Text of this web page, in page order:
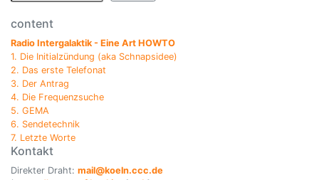
content
Radio Intergalaktik - Eine Art HOWTO
1. Die Initialzündung (aka Schnapsidee)
2. Das erste Telefonat
3. Der Antrag
4. Die Frequenzsuche
5. GEMA
6. Sendetechnik
7. Letzte Worte
Kontakt
Direkter Draht: mail@koeln.ccc.de